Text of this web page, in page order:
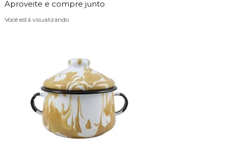
Aproveite e compre junto
Você está visualizando